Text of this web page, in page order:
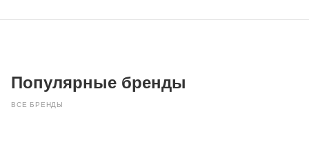
Популярные бренды
ВСЕ БРЕНДЫ